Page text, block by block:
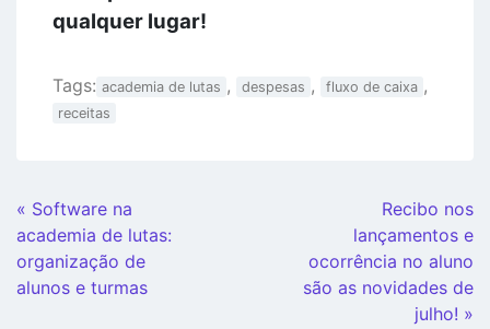
qualquer lugar!
Tags: academia de lutas , despesas , fluxo de caixa ,
receitas
Continue
Lendo
« Software na
academia de lutas:
organização de
alunos e turmas
Recibo nos
lançamentos e
ocorrência no aluno
são as novidades de
julho! »